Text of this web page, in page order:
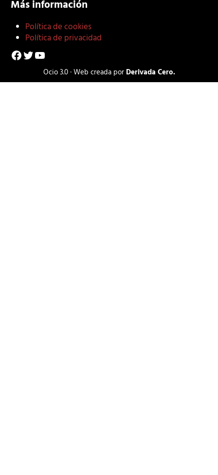
Más información
Política de cookies
Política de privacidad
Facebook
Twitter
YouTube
Ocio 3.0 · Web creada por Derivada Cero.